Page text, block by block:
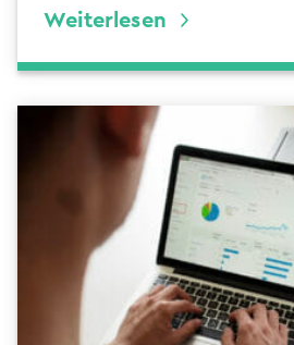
Weiterlesen